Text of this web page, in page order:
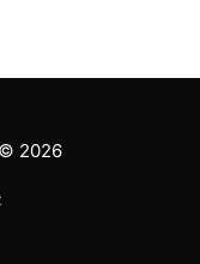
© 2026